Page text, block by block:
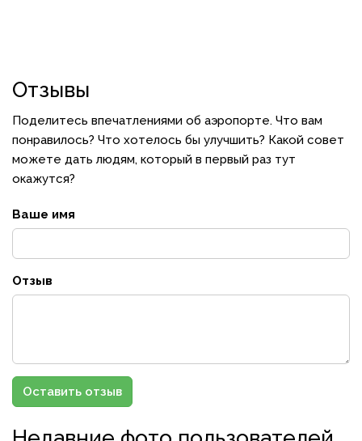
Отзывы
Поделитесь впечатлениями об аэропорте. Что вам
понравилось? Что хотелось бы улучшить? Какой совет
можете дать людям, который в первый раз тут
окажутся?
Ваше имя
Отзыв
Оставить отзыв